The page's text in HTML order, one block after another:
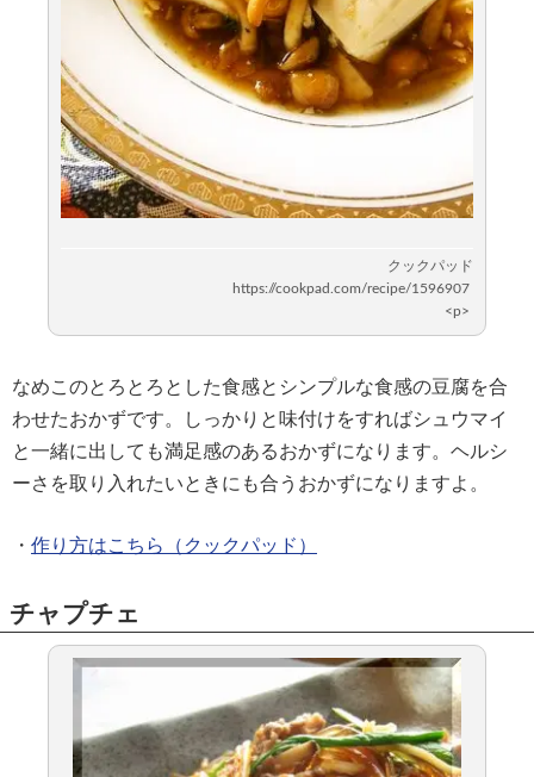
なめこのとろとろとした食感とシンプルな食感の豆腐を合
わせたおかずです。しっかりと味付けをすればシュウマイ
と一緒に出しても満足感のあるおかずになります。ヘルシ
ーさを取り入れたいときにも合うおかずになりますよ。
・ 作り方はこちら（クックパッド）
チャプチェ